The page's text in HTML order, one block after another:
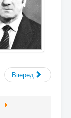
Вперед